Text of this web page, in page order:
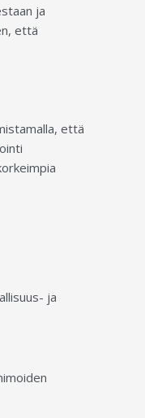
ja
että
että
ja